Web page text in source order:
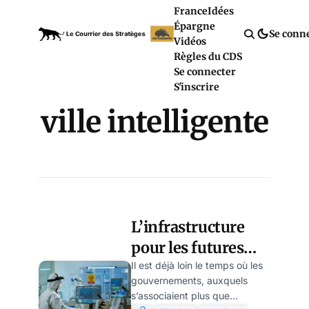
FranceIdées
Épargne
Vidéos
Règles du CDS
Se connecter
S'inscrire
Se
ville intelligente
L’infrastructure
pour les futures
pandémies est en
cours de création,
Il est déjà loin le temps où les
gouvernements, auxquels
s’associaient plus que